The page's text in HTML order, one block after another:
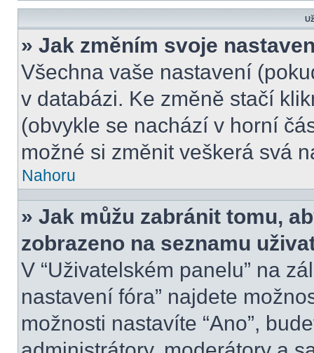
» Jak změním svoje
Všechna vaše nastavení
v databázi. Ke změně stačí
(obvykle se nachází v horní
možné si změnit veškerá svá
Nahoru
» Jak můžu zabránit tomu,
zobrazeno na seznamu
V “Uživatelském panelu” na
nastavení fóra” najdete
možnosti nastavíte “Ano”,